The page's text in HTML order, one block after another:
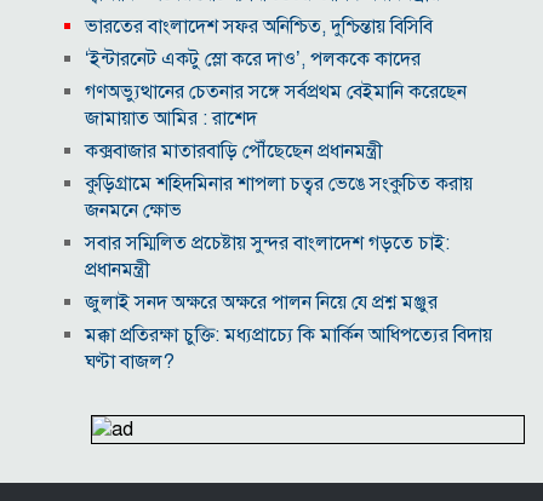
ভারতের বাংলাদেশ সফর অনিশ্চিত, দুশ্চিন্তায় বিসিবি
‘ইন্টারনেট একটু স্লো করে দাও’, পলককে কাদের
গণঅভ্যুত্থানের চেতনার সঙ্গে সর্বপ্রথম বেইমানি করেছেন
জামায়াত আমির : রাশেদ
কক্সবাজার মাতারবাড়ি পৌঁছেছেন প্রধানমন্ত্রী
কুড়িগ্রামে শহিদমিনার শাপলা চত্বর ভেঙে সংকুচিত করায়
জনমনে ক্ষোভ
সবার সম্মিলিত প্রচেষ্টায় সুন্দর বাংলাদেশ গড়তে চাই:
প্রধানমন্ত্রী
জুলাই সনদ অক্ষরে অক্ষরে পালন নিয়ে যে প্রশ্ন মঞ্জুর
মক্কা প্রতিরক্ষা চুক্তি: মধ্যপ্রাচ্যে কি মার্কিন আধিপত্যের বিদায়
ঘণ্টা বাজল?
সিরাজুল ও সম্পাদক হামিদুর নির্বাচিত
নওগাঁয় সপ্তাহব্যাপী বৃক্ষমেলার সমাপনি